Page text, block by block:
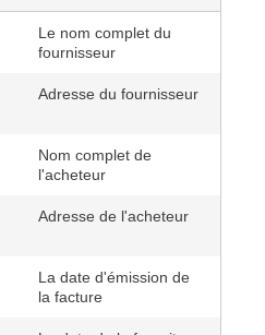
Le nom complet du
fournisseur
Adresse du fournisseur
Nom complet de
l'acheteur
Adresse de l'acheteur
La date d'émission de
la facture